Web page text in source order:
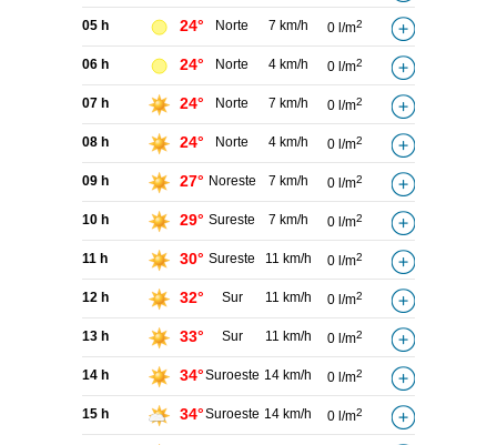
05 h 24° Norte 7 km/h 0 l/m2
06 h 24° Norte 4 km/h 0 l/m2
07 h 24° Norte 7 km/h 0 l/m2
08 h 24° Norte 4 km/h 0 l/m2
09 h 27° Noreste 7 km/h 0 l/m2
10 h 29° Sureste 7 km/h 0 l/m2
11 h 30° Sureste 11 km/h 0 l/m2
12 h 32° Sur 11 km/h 0 l/m2
13 h 33° Sur 11 km/h 0 l/m2
14 h 34°Suroeste 14 km/h 0 l/m2
15 h 34°Suroeste 14 km/h 0 l/m2